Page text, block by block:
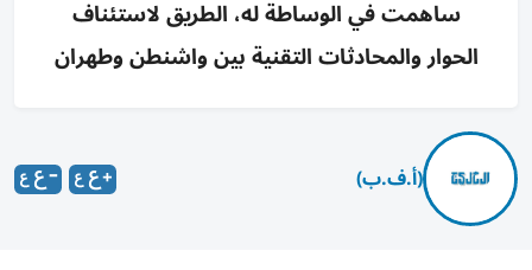
ساهمت في الوساطة له، الطريق لاستئناف
الحوار والمحادثات التقنية بين واشنطن وطهران
(أ.ف.ب)